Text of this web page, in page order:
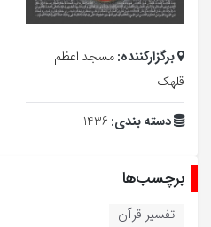
برگزارکننده:مسجد اعظم
قلهک
دسته بندی: 1436
برچسب‌ها
تفسیر قرآن